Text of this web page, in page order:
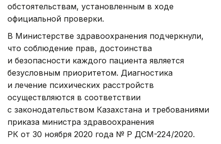
обстоятельствам, установленным в ходе
официальной проверки.
В Министерстве здравоохранения подчеркнули,
что соблюдение прав, достоинства
и безопасности каждого пациента является
безусловным приоритетом. Диагностика
и лечение психических расстройств
осуществляются в соответствии
с законодательством Казахстана и требованиями
приказа министра здравоохранения
РК от 30 ноября 2020 года № ҚР ДСМ-224/2020.